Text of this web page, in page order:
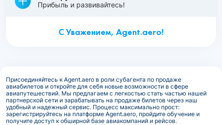
Прибыль и развивайтесь!
С Уважением, Agent.aero!
Присоединяйтесь к Agent.aero в роли субагента по продаже
авиабилетов и откройте для себя новые возможности в сфере
авиапутешествий. Мы предлагаем с легкостью стать частью нашей
партнерской сети и зарабатывать на продаже билетов через наш
удобный и надежный сервис. Процесс максимально прост:
зарегистрируйтесь на платформе Agent.aero, пройдите обучение и
получите доступ к обширной базе авиакомпаний и рейсов.